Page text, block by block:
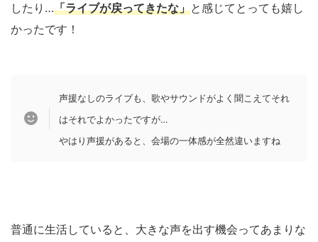
したり…「ライブが戻ってきたな」と感じてとっても嬉し
かったです！
声援なしのライブも、歌やサウンドがよく聞こえてそれ
はそれでよかったですが…
やはり声援があると、会場の一体感が全然違いますね
普通に生活していると、大きな声を出す機会ってあまりな